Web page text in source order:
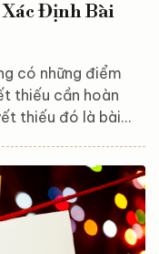
Xác Định Bài
có những điểm
thiếu cần hoàn
thiếu đó là bài
học Nợ nghiệp hay
phá ngay trong bài
gì? Trong Thần số
những kỹ năng,
còn thiếu sót, cần